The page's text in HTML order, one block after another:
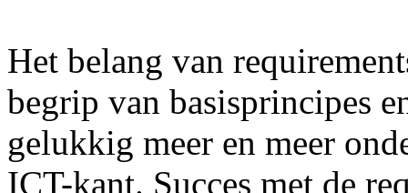
Het belang van
begrip van basisprincipes
gelukkig meer en meer
ICT-kant. Succes met de